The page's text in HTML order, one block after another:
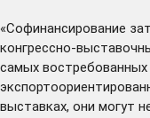
«Софинансирование
конгрессно-
самых востребованных
выставках, они могут